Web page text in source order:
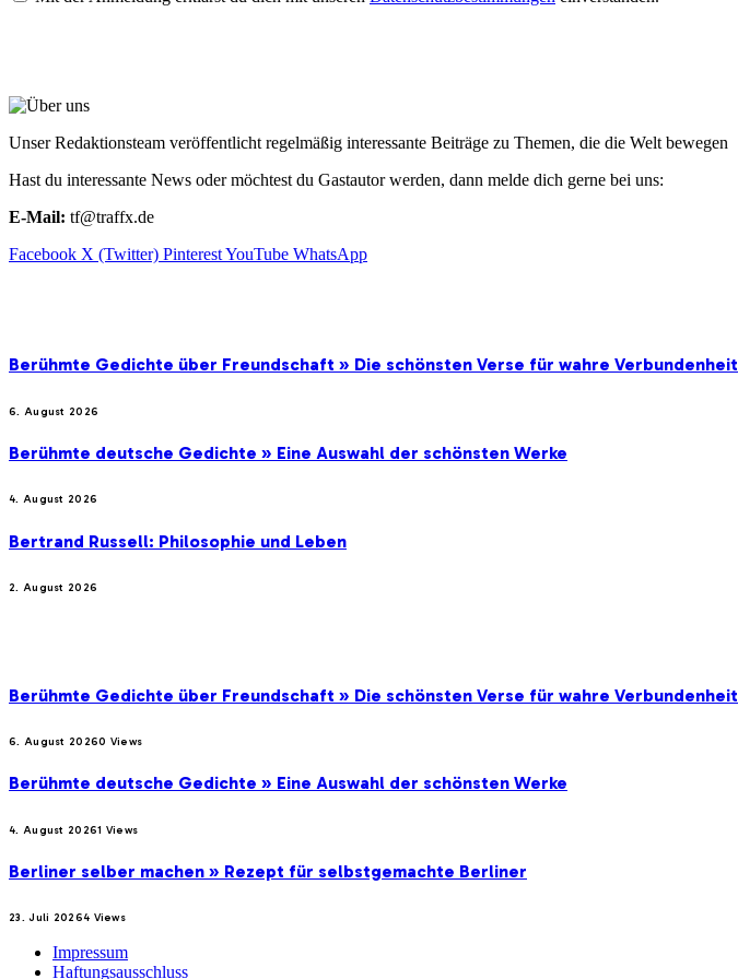
Unser Redaktionsteam veröffentlicht regelmäßig interessante Beiträge zu Themen, die die Welt bewegen
Hast du interessante News oder möchtest du Gastautor werden, dann melde dich gerne bei uns:
E-Mail: tf@traffx.de
Facebook X (Twitter) PinterestYouTube WhatsApp
Berühmte Gedichte über Freundschaft » Die schönsten Verse für wahre Verbundenheit
6. August 2026
Berühmte deutsche Gedichte » Eine Auswahl der schönsten Werke
4. August 2026
Bertrand Russell: Philosophie und Leben
2. August 2026
Berühmte Gedichte über Freundschaft » Die schönsten Verse für wahre Verbundenheit
6. August 20260 Views
Berühmte deutsche Gedichte » Eine Auswahl der schönsten Werke
4. August 20261 Views
Berliner selber machen » Rezept für selbstgemachte Berliner
23. Juli 20264 Views
Impressum
Haftungsausschluss